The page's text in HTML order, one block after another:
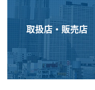
取扱店・販売店